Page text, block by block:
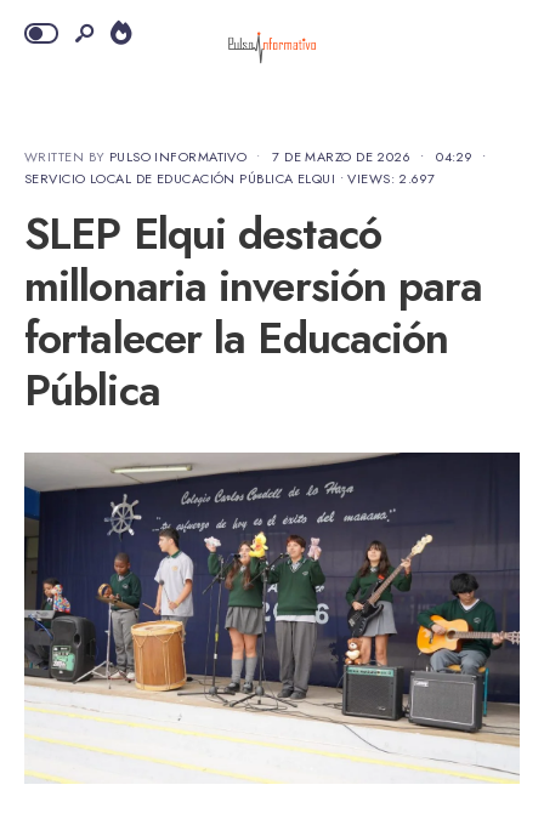
WRITTEN BY PULSO INFORMATIVO • 7 DE MARZO DE 2026 • 04:29
•
SERVICIO LOCAL DE EDUCACIÓN PÚBLICA ELQUI •VIEWS: 2.697
SLEP Elqui destacó
millonaria inversión para
fortalecer la Educación
Pública